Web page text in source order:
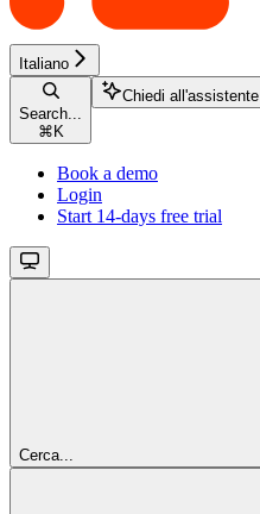
Italiano
Search...
⌘ K
Chiedi all'assistente
Book a demo
Login
Start 14-days free trial
Cerca...